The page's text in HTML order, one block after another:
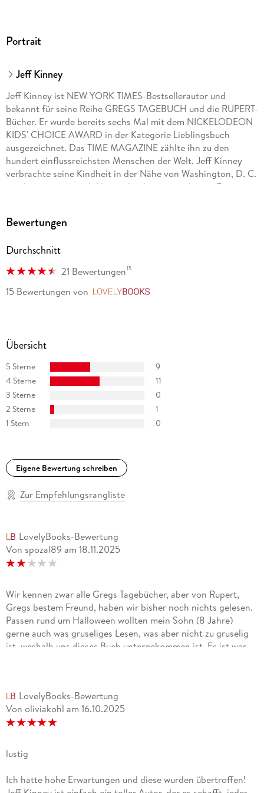
produktsicherheit@bastei-luebbe.de
Portrait
Jeff Kinney
Jeff Kinney ist NEW YORK TIMES-Bestsellerautor und
bekannt für seine Reihe GREGS TAGEBUCH und die RUPERT-
Bücher. Er wurde bereits sechs Mal mit dem NICKELODEON
KIDS' CHOICE AWARD in der Kategorie Lieblingsbuch
ausgezeichnet. Das TIME MAGAZINE zählte ihn zu den
hundert einflussreichsten Menschen der Welt. Jeff Kinney
verbrachte seine Kindheit in der Nähe von Washington, D. C.
, und zog später nach Neuengland, wo er und seine Frau eine
Bewertungen
Durchschnitt
21 Bewertungen15
15 Bewertungen von
Übersicht
5 Sterne
9
4 Sterne
11
3 Sterne
0
2 Sterne
1
1 Stern
0
Eigene Bewertung schreiben
Zur Empfehlungsrangliste
LovelyBooks-Bewertung
Von spozal89 am 18.11.2025
Wir kennen zwar alle Gregs Tagebücher, aber von Rupert,
Gregs bestem Freund, haben wir bisher noch nichts gelesen.
Passen rund um Halloween wollten mein Sohn (8 Jahre)
gerne auch was gruseliges Lesen, was aber nicht zu gruselig
ist, weshalb uns dieses Buch untergekommen ist. Es ist war
wars auch schon. Die Geschichten haben meinem Sohn leider
gar nicht gefallen, da diese so unsinnig sind. Auch waren sie
gar nicht gruselig, sonder eher einfach nur wild aus der Luft
wollte dann auch irgendwann nicht mehr zu Ende lesen.
Daher gibts von uns nur zwei Sterne.
LovelyBooks-Bewertung
Von oliviakohl am 16.10.2025
lustig
Ich hatte hohe Erwartungen und diese wurden übertroffen!